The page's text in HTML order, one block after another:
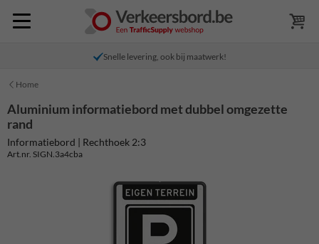
Snelle levering, ook bij maatwerk!
Home
Aluminium informatiebord met dubbel omgezette
rand
Informatiebord | Rechthoek 2:3
Art.nr. SIGN.3a4cba